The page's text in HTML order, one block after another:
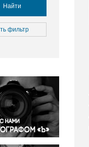
и отдых
среда
и конфликты
Найти
фильтр